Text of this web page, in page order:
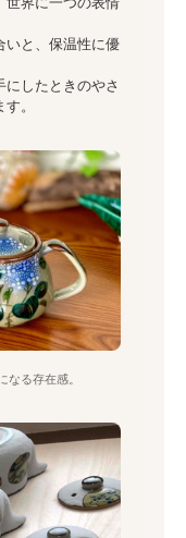
いと、保温性に優
したときのやさ
。
なる存在感。